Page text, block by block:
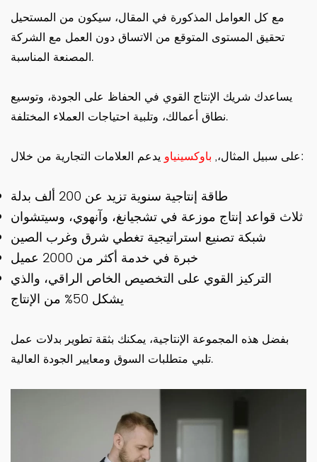
مع كل العوامل المذكورة في المقال، سيكون من المستحيل
تحقيق المستوى المتوقع من الاتساق دون العمل مع الشركة
المصنعة المناسبة.
يساعدك شريك الإنتاج القوي في الحفاظ على الجودة، وتوسيع
نطاق أعمالك، وتلبية احتياجات العملاء المختلفة.
على سبيل المثال،, باوكسينياو يدعم العلامات التجارية من خلال:
طاقة إنتاجية سنوية تزيد عن 200 ألف بدلة
ثلاث قواعد إنتاج موزعة في تشجيانغ، وآنهوي، وسيتشوان
شبكة تصنيع استراتيجية تغطي شرق وغرب الصين
خبرة في خدمة أكثر من 2000 عميل
التركيز القوي على التخصيص الخاص الراقي، والذي
يشكل 50% من الإنتاج
بفضل هذه المجموعة الإنتاجية، يمكنك بثقة تطوير بدلات عمل
تلبي متطلبات السوق ومعايير الجودة العالية.